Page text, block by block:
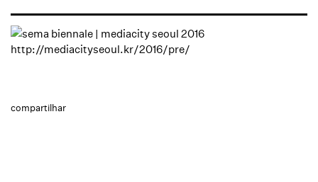
http://mediacityseoul.kr/2016/pre/
compartilhar